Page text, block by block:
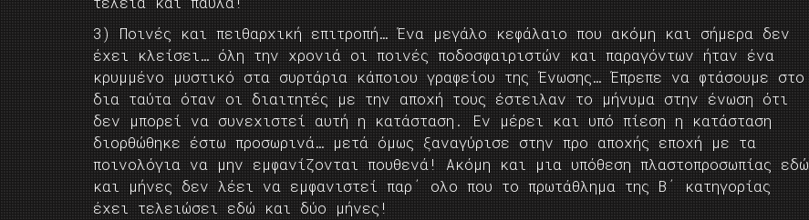
3) Ποινές και πειθαρχική επιτροπή… Ένα μεγάλο κεφάλαιο που ακόμη και σήμερα δεν
έχει κλείσει… όλη την χρονιά οι ποινές ποδοσφαιριστών και παραγόντων ήταν ένα
κρυμμένο μυστικό στα συρτάρια κάποιου γραφείου της Ένωσης… Έπρεπε να φτάσουμε στο
δια ταύτα όταν οι διαιτητές με την αποχή τους έστειλαν το μήνυμα στην ένωση ότι
δεν μπορεί να συνεχιστεί αυτή η κατάσταση. Εν μέρει και υπό πίεση η κατάσταση
διορθώθηκε έστω προσωρινά… μετά όμως ξαναγύρισε στην προ αποχής εποχή με τα
ποινολόγια να μην εμφανίζονται πουθενά! Ακόμη και μια υπόθεση πλαστοπροσωπίας εδώ
και μήνες δεν λέει να εμφανιστεί παρ΄ ολο που το πρωτάθλημα της Β΄ κατηγορίας
έχει τελειώσει εδώ και δύο μήνες!